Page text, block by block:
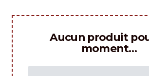
Aucun produit
moment…